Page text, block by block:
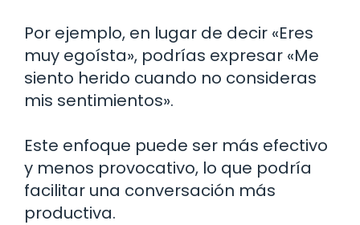
Por ejemplo, en lugar de decir «Eres
muy egoísta», podrías expresar «Me
siento herido cuando no consideras
mis sentimientos».
Este enfoque puede ser más efectivo
y menos provocativo, lo que podría
facilitar una conversación más
productiva.